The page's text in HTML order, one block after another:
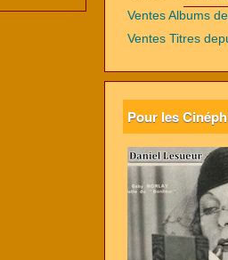
Ventes Albums
Ventes Titres
Pour les